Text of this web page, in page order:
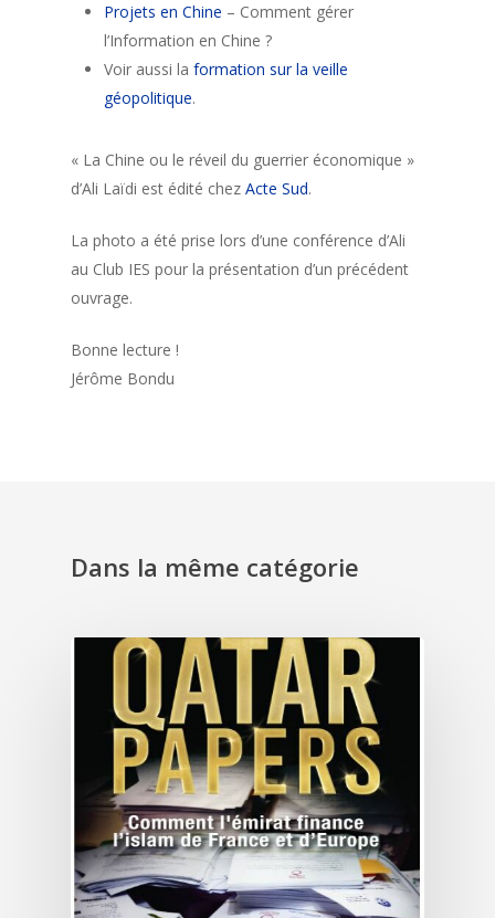
Projets en Chine – Comment gérer
l’Information en Chine ?
Voir aussi la formation sur la veille
géopolitique.
« La Chine ou le réveil du guerrier économique »
d’Ali Laïdi est édité chez Acte Sud.
La photo a été prise lors d’une conférence d’Ali
au Club IES pour la présentation d’un précédent
ouvrage.
Bonne lecture !
Jérôme Bondu
Dans la même catégorie